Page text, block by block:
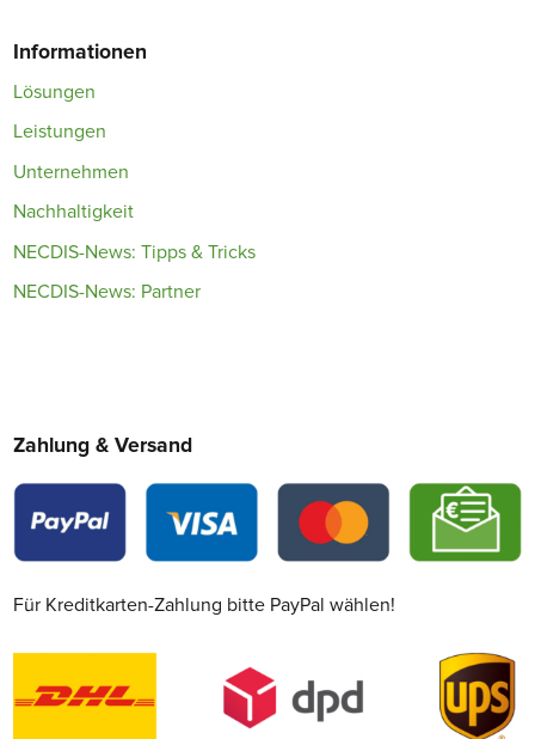
Informationen
Lösungen
Leistungen
Unternehmen
Nachhaltigkeit
NECDIS-News: Tipps & Tricks
NECDIS-News: Partner
Zahlung & Versand
Für Kreditkarten-Zahlung bitte PayPal wählen!